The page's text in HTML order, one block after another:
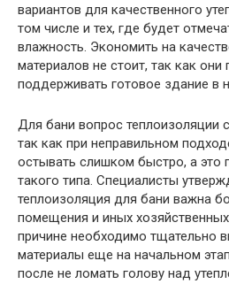
вариантов для качественного
том числе и тех, где будет
влажность. Экономить на
материалов не стоит, так как
поддерживать готовое здание в
Для бани вопрос теплоизоляции
так как при неправильном
остывать слишком быстро, а это
такого типа. Специалисты
теплоизоляция для бани важна
помещения и иных
причине необходимо тщательно
материалы еще на начальном
после не ломать голову над